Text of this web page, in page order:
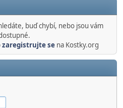
buď chybí, nebo jsou vám
zaregistrujte sena Kostky.org